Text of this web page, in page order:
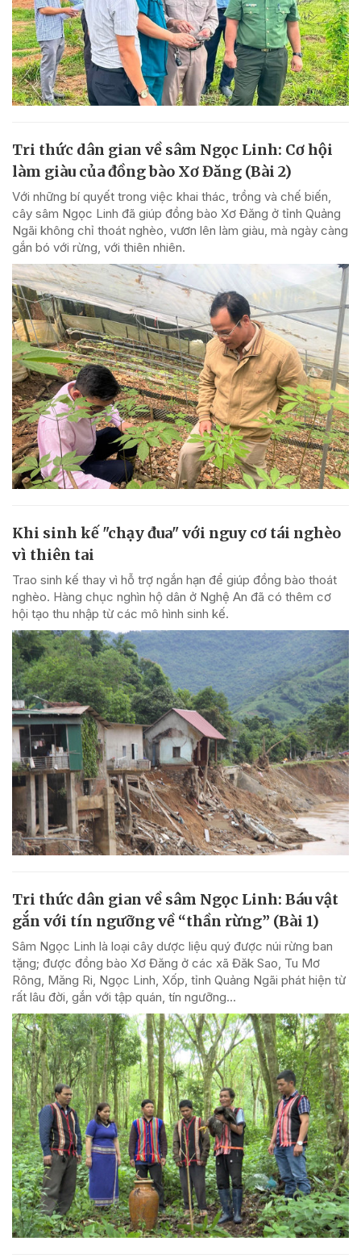
Tri thức dân gian về sâm Ngọc Linh: Cơ hội
làm giàu của đồng bào Xơ Đăng (Bài 2)
Với những bí quyết trong việc khai thác, trồng và chế biến,
cây sâm Ngọc Linh đã giúp đồng bào Xơ Đăng ở tỉnh Quảng
Ngãi không chỉ thoát nghèo, vươn lên làm giàu, mà ngày càng
gắn bó với rừng, với thiên nhiên.
Khi sinh kế "chạy đua" với nguy cơ tái nghèo
vì thiên tai
Trao sinh kế thay vì hỗ trợ ngắn hạn để giúp đồng bào thoát
nghèo. Hàng chục nghìn hộ dân ở Nghệ An đã có thêm cơ
hội tạo thu nhập từ các mô hình sinh kế.
Tri thức dân gian về sâm Ngọc Linh: Báu vật
gắn với tín ngưỡng về “thần rừng” (Bài 1)
Sâm Ngọc Linh là loại cây dược liệu quý được núi rừng ban
tặng; được đồng bào Xơ Đăng ở các xã Đăk Sao, Tu Mơ
Rông, Măng Ri, Ngọc Linh, Xốp, tỉnh Quảng Ngãi phát hiện từ
rất lâu đời, gắn với tập quán, tín ngưỡng...